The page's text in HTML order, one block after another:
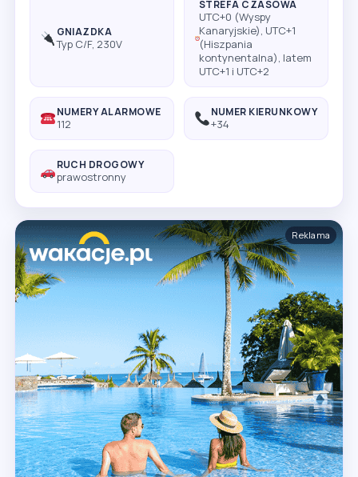
GNIAZDKA
Typ C/F, 230V
STREFA CZASOWA
UTC+0 (Wyspy
Kanaryjskie), UTC+1
(Hiszpania
kontynentalna), latem
UTC+1 i UTC+2
NUMERY ALARMOWE
112
NUMER KIERUNKOWY
+34
RUCH DROGOWY
prawostronny
Reklama